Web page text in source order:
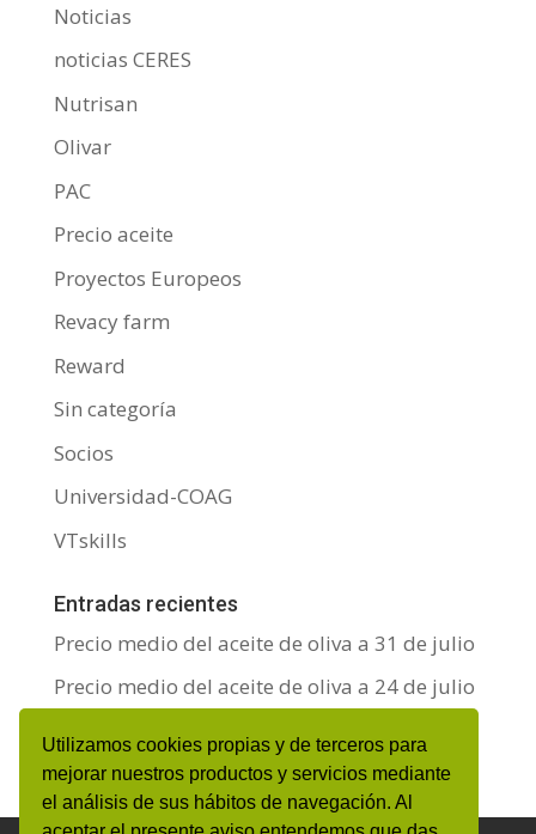
Utilizamos cookies propias y de terceros para
mejorar nuestros productos y servicios mediante
el análisis de sus hábitos de navegación. Al
Noticias
noticias CERES
Nutrisan
Olivar
PAC
Precio aceite
Proyectos Europeos
Revacy farm
Reward
Sin categoría
Socios
Universidad-COAG
VTskills
Entradas recientes
Precio medio del aceite de oliva a 31 de julio
Precio medio del aceite de oliva a 24 de julio